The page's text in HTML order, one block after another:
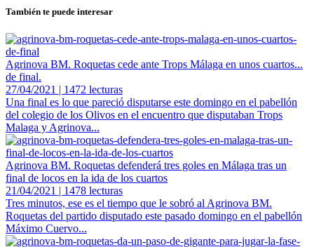
También te puede interesar
Agrinova BM. Roquetas cede ante Trops Málaga en unos cuartos...
de final.
27/04/2021 | 1472 lecturas
Una final es lo que pareció disputarse este domingo en el pabellón
del colegio de los Olivos en el encuentro que disputaban Trops
Malaga y Agrinova...
Agrinova BM. Roquetas defenderá tres goles en Málaga tras un
final de locos en la ida de los cuartos
21/04/2021 | 1478 lecturas
Tres minutos, ese es el tiempo que le sobró al Agrinova BM.
Roquetas del partido disputado este pasado domingo en el pabellón
Máximo Cuervo...